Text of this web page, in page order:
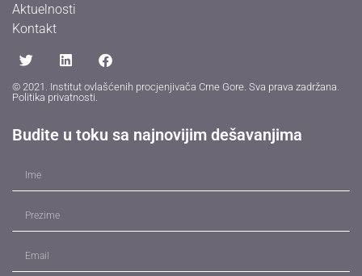
Aktuelnosti
Kontakt
© 2021. Institut ovlašćenih procjenjivača Crne Gore. Sva prava zadržana.
Politika privatnosti.
Budite u toku sa najnovijim dešavanjima